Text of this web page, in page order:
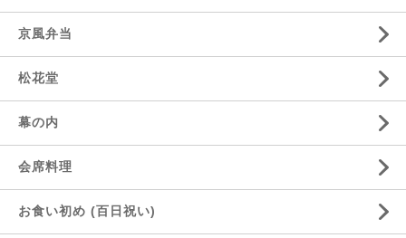
京風弁当
松花堂
幕の内
会席料理
お食い初め (百日祝い)